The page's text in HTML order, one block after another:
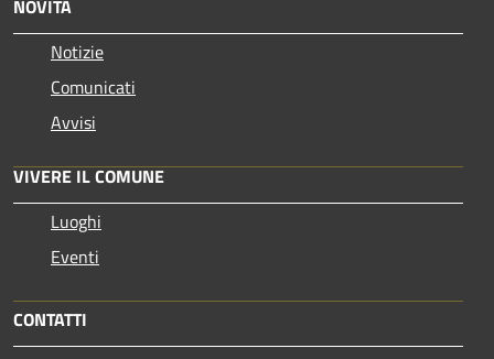
NOVITÀ
Notizie
Comunicati
Avvisi
VIVERE IL COMUNE
Luoghi
Eventi
CONTATTI